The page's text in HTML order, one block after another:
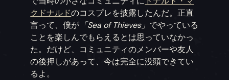
クドナルドのコスプレを披露したんだ。正直
言って、僕が 「Sea of Thieves」 でやっている
ことを楽しんでもらえるとは思っていなかっ
た。だけど、コミュニティのメンバーや友人
の後押しがあって、今は完全に没頭できてい
るよ。